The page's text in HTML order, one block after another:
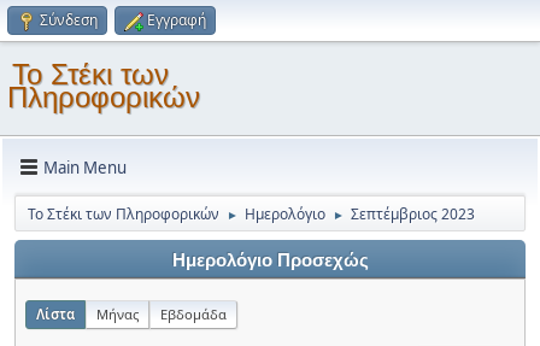
Σύνδεση Εγγραφή
Το Στέκι των
Πληροφορικών
Main Menu
Το Στέκι των Πληροφορικών ► Ημερολόγιο ► Σεπτέμβριος 2023
Ημερολόγιο Προσεχώς
Λίστα Μήνας Εβδομάδα